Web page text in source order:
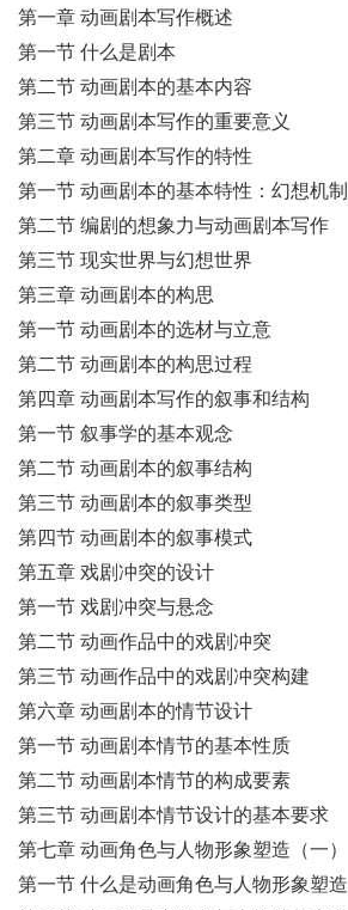
第一章 动画剧本写作概述
第一节 什么是剧本
第二节 动画剧本的基本内容
第三节 动画剧本写作的重要意义
第二章 动画剧本写作的特性
第一节 动画剧本的基本特性：幻想机制
第二节 编剧的想象力与动画剧本写作
第三节 现实世界与幻想世界
第三章 动画剧本的构思
第一节 动画剧本的选材与立意
第二节 动画剧本的构思过程
第四章 动画剧本写作的叙事和结构
第一节 叙事学的基本观念
第二节 动画剧本的叙事结构
第三节 动画剧本的叙事类型
第四节 动画剧本的叙事模式
第五章 戏剧冲突的设计
第一节 戏剧冲突与悬念
第二节 动画作品中的戏剧冲突
第三节 动画作品中的戏剧冲突构建
第六章 动画剧本的情节设计
第一节 动画剧本情节的基本性质
第二节 动画剧本情节的构成要素
第三节 动画剧本情节设计的基本要求
第七章 动画角色与人物形象塑造（一）
第一节 什么是动画角色与人物形象塑造